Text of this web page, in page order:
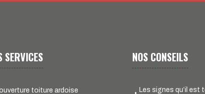
SERVICES
toiture ardoise
NOS CONSEILS
Les signes qu’il est